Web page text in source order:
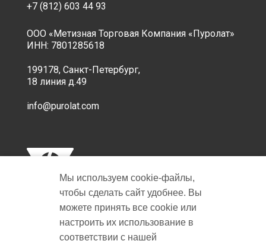
+7 (812) 603 44 93
ООО «Метизная Торговая Компания «Пуролат»
ИНН: 7801285618
199178, Санкт-Петербург,
18 линия д.49
info@purolat.com
Copyright © 2001-2026 Пуролат.
Мы используем cookie‑файлы,
чтобы сделать сайт удобнее. Вы
можете принять все cookie или
настроить их использование в
соответствии с нашей